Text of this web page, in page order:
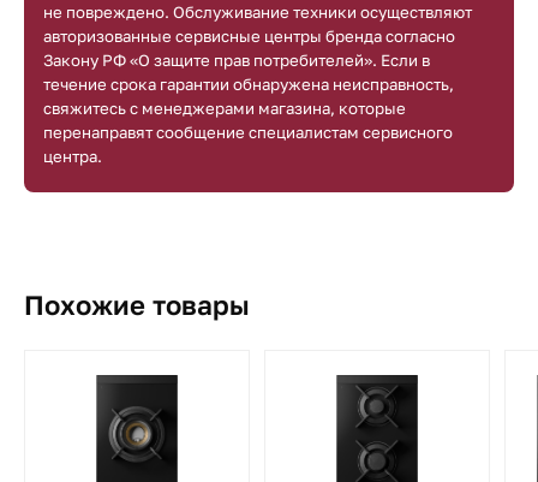
не повреждено. Обслуживание техники осуществляют
авторизованные сервисные центры бренда согласно
Закону РФ «О защите прав потребителей». Если в
течение срока гарантии обнаружена неисправность,
свяжитесь с менеджерами магазина, которые
перенаправят сообщение специалистам сервисного
центра.
Похожие товары